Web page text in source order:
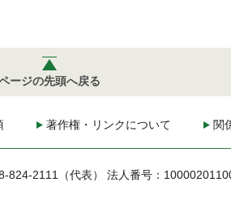
ージの先頭へ戻る
著作権・リンクについて 関
824-2111（代表） 法人番号：